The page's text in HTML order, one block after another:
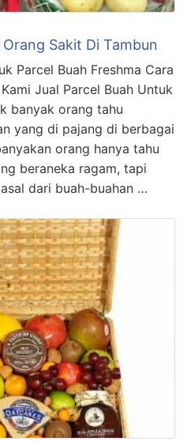
Sakit Di Tambun
Parcel Buah Freshma Cara
Jual Parcel Buah Untuk
banyak orang tahu
yang di pajang di berbagai
orang hanya tahu
beraneka ragam, tapi
dari buah-buahan …